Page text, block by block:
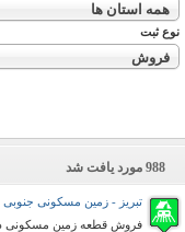
همه استان ها
نوع ثبت
فروش
988 مورد یافت شد
تبریز - زمین مسکونی جنوبی به متراژ 350
فروش قطعه زمین مسکونی